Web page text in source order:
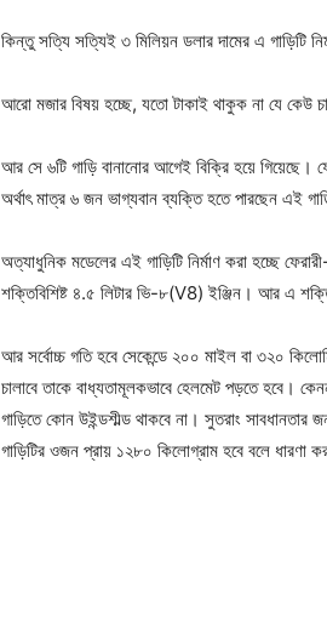
কিন্তু সত্যি সত্যিই ৩ মিলিয়ন ডলার দামের এ গাড়িটি
আরো মজার বিষয় হচ্ছে, যতো টাকাই থাকুক না যে কেউ
আর সে ৬টি গাড়ি বানানোর আগেই বিক্রি হয়ে গিয়েছে।
অর্থাৎ মাত্র ৬ জন ভাগ্যবান ব্যক্তি হতে পারছেন এই
অত্যাধুনিক মডেলের এই গাড়িটি নির্মাণ করা হচ্ছে
শক্তিবিশিষ্ট ৪.৫ লিটার ভি-৮(V8) ইঞ্জিন। আর এ
আর সর্বোচ্চ গতি হবে সেকেন্ডে ২০০ মাইল বা ৩২০
চালাবে তাকে বাধ্যতামূলকভাবে হেলমেট পড়তে হবে।
গাড়িতে কোন উইন্ডশীল্ড থাকবে না। সুতরাং সাবধানতার
গাড়িটির ওজন প্রায় ১২৮০ কিলোগ্রাম হবে বলে ধারণা